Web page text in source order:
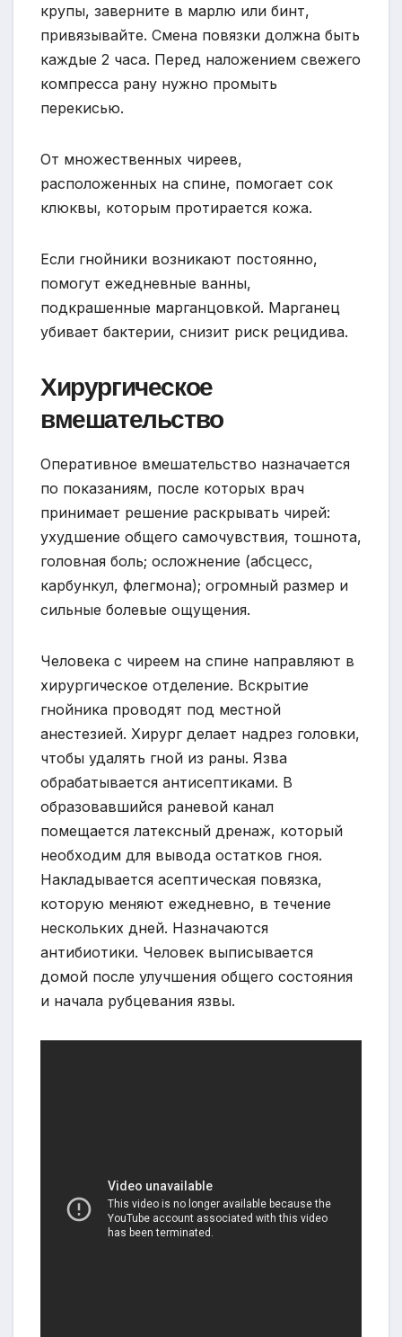
крупы, заверните в марлю или бинт,
привязывайте. Смена повязки должна быть
каждые 2 часа. Перед наложением свежего
компресса рану нужно промыть
перекисью.
От множественных чиреев,
расположенных на спине, помогает сок
клюквы, которым протирается кожа.
Если гнойники возникают постоянно,
помогут ежедневные ванны,
подкрашенные марганцовкой. Марганец
убивает бактерии, снизит риск рецидива.
Хирургическое
вмешательство
Оперативное вмешательство назначается
по показаниям, после которых врач
принимает решение раскрывать чирей:
ухудшение общего самочувствия, тошнота,
головная боль; осложнение (абсцесс,
карбункул, флегмона); огромный размер и
сильные болевые ощущения.
Человека с чиреем на спине направляют в
хирургическое отделение. Вскрытие
гнойника проводят под местной
анестезией. Хирург делает надрез головки,
чтобы удалять гной из раны. Язва
обрабатывается антисептиками. В
образовавшийся раневой канал
помещается латексный дренаж, который
необходим для вывода остатков гноя.
Накладывается асептическая повязка,
которую меняют ежедневно, в течение
нескольких дней. Назначаются
антибиотики. Человек выписывается
домой после улучшения общего состояния
и начала рубцевания язвы.